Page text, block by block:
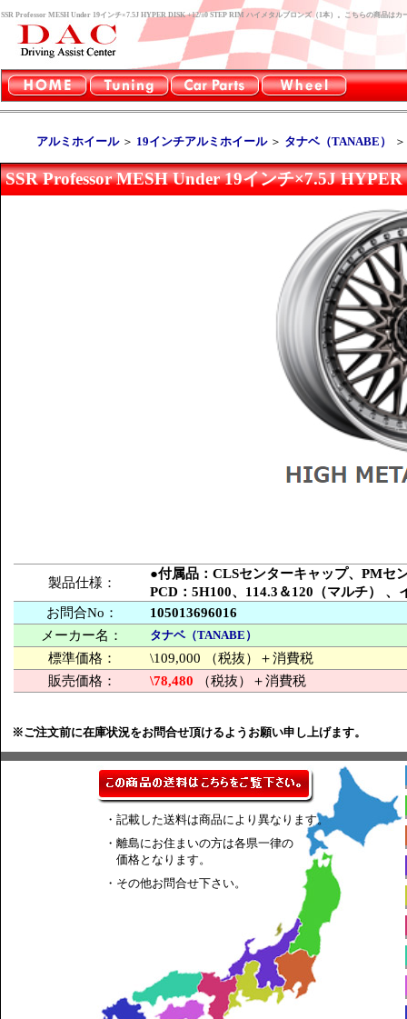
SSR Professor MESH Under 19インチ×7.5J HYPER DISK +12/±0 STEP RIM ハイメタルブロンズ（1本）。こちらの商品は
アルミホイール＞ 19インチアルミホイール＞ タナベ（TANABE）
SSR Professor MESH Under 19インチ×7.5J
製品仕様：
●付属品：CLSセンターキャップ、PM
PCD：5H100、114.3＆120（マルチ） 、
お問合No：
105013696016
メーカー名：
タナベ（TANABE）
標準価格：
\109,000 （税抜）＋消費税
販売価格：
\78,480 （税抜）＋消費税
※ご注文前に在庫状況をお問合せ頂けるようお願い申し上げます。
・記載した送料は商品により異なります。
・離島にお住まいの方は各県一律の
価格となります。
・その他お問合せ下さい。